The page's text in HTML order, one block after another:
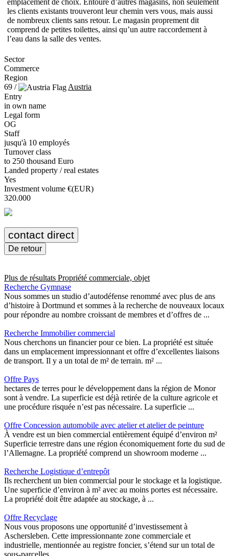
les clients existants trouveront leur chemin vers vous, mais aussi
de nombreux clients sans retour. Le magasin proprement dit
comprend de petites toilettes, ainsi qu’un autre raccordement à
l’eau dans la salle des ventes.
Sector
Commerce
Region
69 /
Austria
Entry
in own name
Legal form
OG
Staff
jusqu'à 10 employés
Turnover class
to 250 thousand Euro
Landed property / real estates
Yes
Investment volume €(EUR)
320.000
contact direct
De retour
Plus de résultats Propriété commerciale, objet
Recherche Gymnase
Nous sommes un studio d’autodéfense renommé avec plus de ans
d’histoire à Dortmund et sommes à la recherche de nouveaux locaux
pour répondre au nombre croissant de membres et d’offres de ...
Recherche Immobilier commercial
Nous cherchons un financier pour ce bien. La propriété est située
dans un emplacement impressionnant et offre d’excellentes liaisons
de transport. Il y a un total de m² de terrain. m² ...
Offre Pays
hectares de terres pour le développement dans la région de Monor
sont à vendre. La superficie est déjà retirée de la culture agricole et
une procédure risquée n’est pas nécessaire. La superficie ...
Offre Concession automobile avec atelier et atelier de peinture
À vendre est un bien commercial entièrement équipé d’environ m²
Superficie terrestre dans une région économiquement forte du sud de
l’Allemagne. La propriété comprend un showroom moderne ...
Recherche Logistique d’entrepôt
Ils recherchent un bien commercial pour le stockage et la logistique.
Une superficie d’environ à m² avec au moins portes est nécessaire.
La propriété doit être adaptée au stockage, à ...
Offre Recyclage
Nous vous proposons une opportunité d’investissement à
Aschersleben. Cette impressionnante zone commerciale et
industrielle, mentionnée au registre foncier, s’étend sur un total de
sous-parcelles. ...